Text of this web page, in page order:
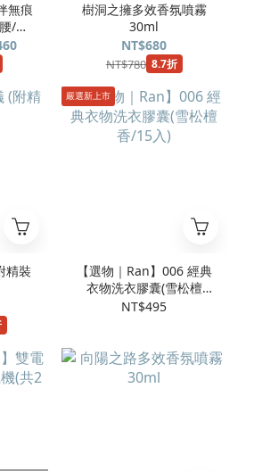
無痕
/高
樹洞之擁多效香氛噴霧
30ml
NT$680
NT$780 8.7折
精裝
嚴選新上市
【選物｜Ran】006 經典
衣物洗衣膠囊(雪松檀
香/15入)
NT$495